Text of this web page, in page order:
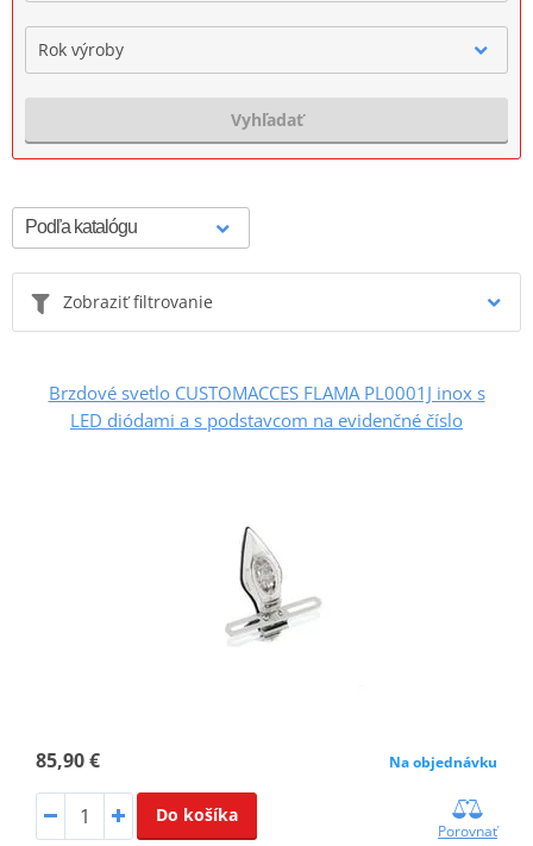
Rok výroby
Vyhľadať
Zobraziť filtrovanie
Brzdové svetlo CUSTOMACCES FLAMA PL0001J inox s
LED diódami a s podstavcom na evidenčné číslo
85,90 € Na objednávku
Do košíka
Porovnať